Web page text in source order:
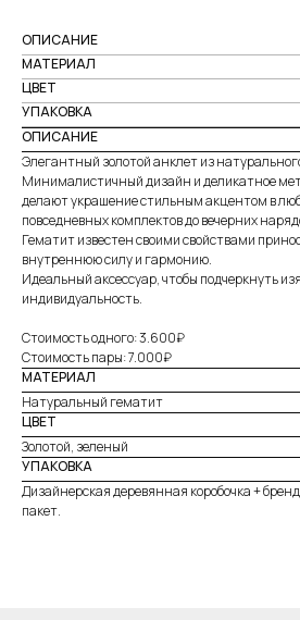
ОПИСАНИЕ
МАТЕРИАЛ
ЦВЕТ
УПАКОВКА
ОПИСАНИЕ
Элегантный золотой анклет из
Минималистичный дизайн и деликатное
делают украшение стильным акцентом в
повседневных комплектов до вечерних
Гематит известен своими свойствами
внутреннюю силу и гармонию.
Идеальный аксессуар, чтобы подчеркнуть
индивидуальность.
Стоимость одного: 3.600₽
Стоимость пары: 7.000₽
МАТЕРИАЛ
Натуральный гематит
ЦВЕТ
Золотой, зеленый
УПАКОВКА
Дизайнерская деревянная коробочка +
пакет.